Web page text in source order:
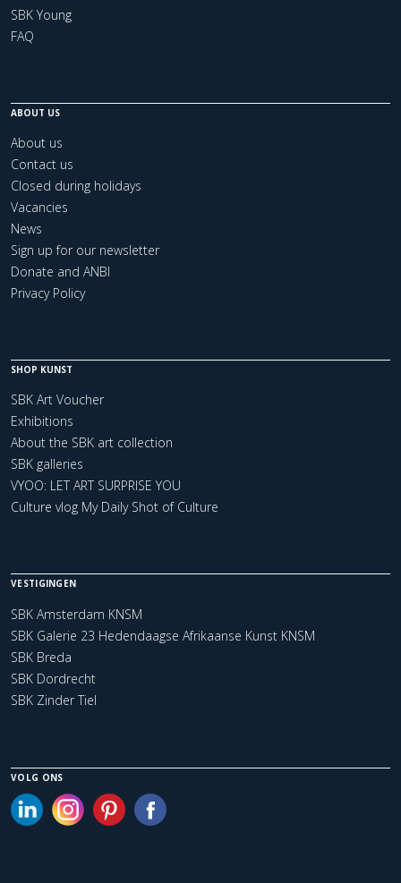
SBK Young
FAQ
ABOUT US
About us
Contact us
Closed during holidays
Vacancies
News
Sign up for our newsletter
Donate and ANBI
Privacy Policy
SHOP KUNST
SBK Art Voucher
Exhibitions
About the SBK art collection
SBK galleries
VYOO: LET ART SURPRISE YOU
Culture vlog My Daily Shot of Culture
VESTIGINGEN
SBK Amsterdam KNSM
SBK Galerie 23 Hedendaagse Afrikaanse Kunst KNSM
SBK Breda
SBK Dordrecht
SBK Zinder Tiel
VOLG ONS